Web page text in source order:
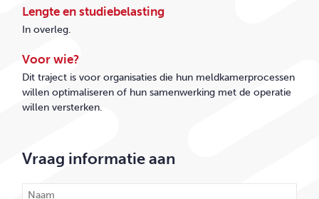
Lengte en studiebelasting
In overleg.
Voor wie?
Dit traject is voor organisaties die hun meldkamerprocessen
willen optimaliseren of hun samenwerking met de operatie
willen versterken.
Vraag informatie aan